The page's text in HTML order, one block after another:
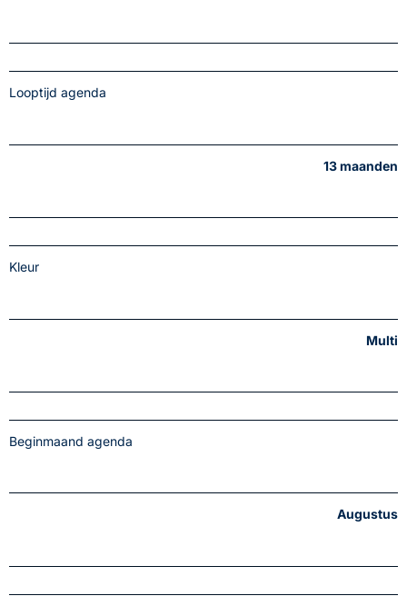
Looptijd agenda
13 maanden
Kleur
Multi
Beginmaand agenda
Augustus